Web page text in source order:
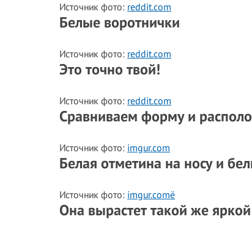
Источник фото: reddit.com
Белые воротнички
Источник фото: reddit.com
Это точно твой!
Источник фото: reddit.com
Сравниваем форму и
Источник фото: imgur.com
Белая отметина на носу и
Источник фото: imgur.comё
Она вырастет такой же